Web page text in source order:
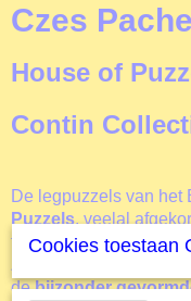
The House of Puzzles
48,5x34,5 cm
Czes
House of
Contin
De legpuzzels van
Puzzels, veelal
twee belangrijke
debijzonder
Cookies toestaan